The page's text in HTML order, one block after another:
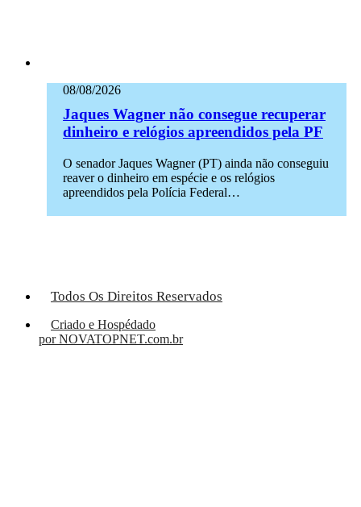
08/08/2026
Jaques Wagner não consegue recuperar
dinheiro e relógios apreendidos pela PF
O senador Jaques Wagner (PT) ainda não conseguiu
reaver o dinheiro em espécie e os relógios
apreendidos pela Polícia Federal…
Todos Os Direitos Reservados
Criado e Hospédado
por NOVATOPNET.com.br